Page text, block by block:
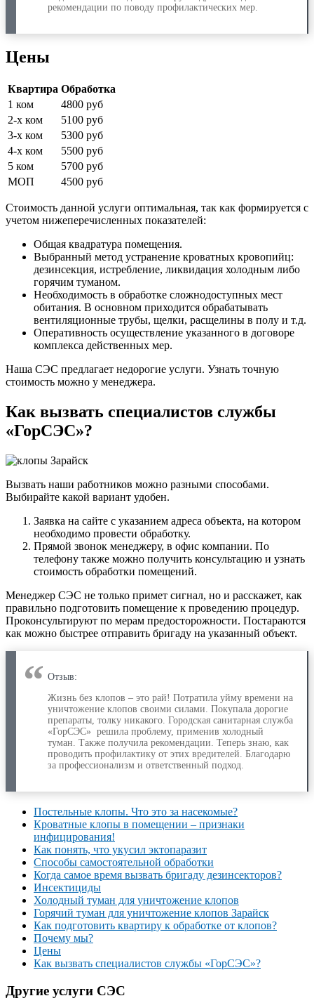
рекомендации по поводу профилактических мер.
Цены
Квартира Обработка
1 ком
4800 руб
2-х ком
5100 руб
3-х ком
5300 руб
4-х ком
5500 руб
5 ком
5700 руб
МОП
4500 руб
Стоимость данной услуги оптимальная, так как формируется с
учетом нижеперечисленных показателей:
Общая квадратура помещения.
Выбранный метод устранение кроватных кровопийц:
дезинсекция, истребление, ликвидация холодным либо
горячим туманом.
Необходимость в обработке сложнодоступных мест
обитания. В основном приходится обрабатывать
вентиляционные трубы, щелки, расщелины в полу и т.д.
Оперативность осуществление указанного в договоре
комплекса действенных мер.
Наша СЭС предлагает недорогие услуги. Узнать точную
стоимость можно у менеджера.
Как вызвать специалистов службы
«ГорСЭС»?
Вызвать наши работников можно разными способами.
Выбирайте какой вариант удобен.
Заявка на сайте с указанием адреса объекта, на котором
необходимо провести обработку.
Прямой звонок менеджеру, в офис компании. По
телефону также можно получить консультацию и узнать
стоимость обработки помещений.
Менеджер СЭС не только примет сигнал, но и расскажет, как
правильно подготовить помещение к проведению процедур.
Проконсультируют по мерам предосторожности. Постараются
как можно быстрее отправить бригаду на указанный объект.
Отзыв:
Жизнь без клопов – это рай! Потратила уйму времени на
уничтожение клопов своими силами. Покупала дорогие
препараты, толку никакого. Городская санитарная служба
«ГорСЭС» решила проблему, применив холодный
туман. Также получила рекомендации. Теперь знаю, как
проводить профилактику от этих вредителей. Благодарю
за профессионализм и ответственный подход.
Постельные клопы. Что это за насекомые?
Кроватные клопы в помещении – признаки
инфицирования!
Как понять, что укусил эктопаразит
Способы самостоятельной обработки
Когда самое время вызвать бригаду дезинсекторов?
Инсектициды
Холодный туман для уничтожение клопов
Горячий туман для уничтожение клопов Зарайск
Как подготовить квартиру к обработке от клопов?
Почему мы?
Цены
Как вызвать специалистов службы «ГорСЭС»?
Другие услуги СЭС